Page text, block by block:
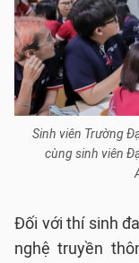
Sinh viên Trường
cùng sinh viên
Đối với thí sinh
nghệ truyền